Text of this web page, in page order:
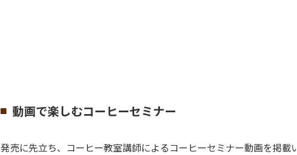
動画で楽しむコーヒーセミナー
発売に先立ち、コーヒー教室講師によるコーヒーセミナー動画を掲載